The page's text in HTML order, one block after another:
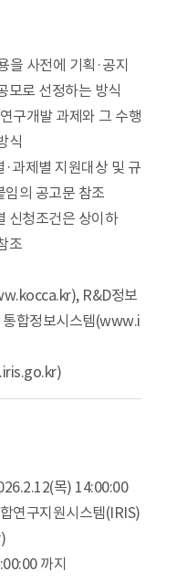
을 사전에 기획·공지
모로 선정하는 방식
구개발 과제와 그 수행
식
·과제별 지원대상 및 규
임의 공고문 참조
신청조건은 상이하
조
R&D정보
합정보시스템(www.i
목) 14:00:00
연구지원시스템(IRIS)
까지